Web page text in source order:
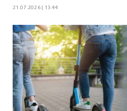
21.07.2026 | 13:44